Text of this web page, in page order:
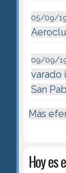
05/09/
09/09/
varado
San
Más
Hoy es